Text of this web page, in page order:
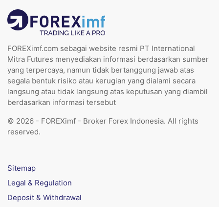
FOREXimf.com sebagai website resmi PT International
Mitra Futures menyediakan informasi berdasarkan sumber
yang terpercaya, namun tidak bertanggung jawab atas
segala bentuk risiko atau kerugian yang dialami secara
langsung atau tidak langsung atas keputusan yang diambil
berdasarkan informasi tersebut
© 2026 - FOREXimf - Broker Forex Indonesia. All rights
reserved.
Sitemap
Legal & Regulation
Deposit & Withdrawal